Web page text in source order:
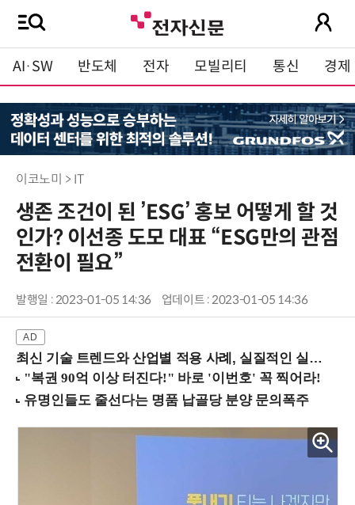
AI·SW 반도체 전자 모빌리티 통신 경제
이코노미 > IT
생존 조건이 된 ’ESG’ 홍보 어떻게 할 것
인가? 이선종 도모 대표 “ESG만의 관점
전환이 필요”
발행일 : 2023-01-05 14:36 업데이트 : 2023-01-05 14:36
최신 기술 트렌드와 산업별 적용 사례, 실질적인 실행 전략을 공유 (9/18 양재역)